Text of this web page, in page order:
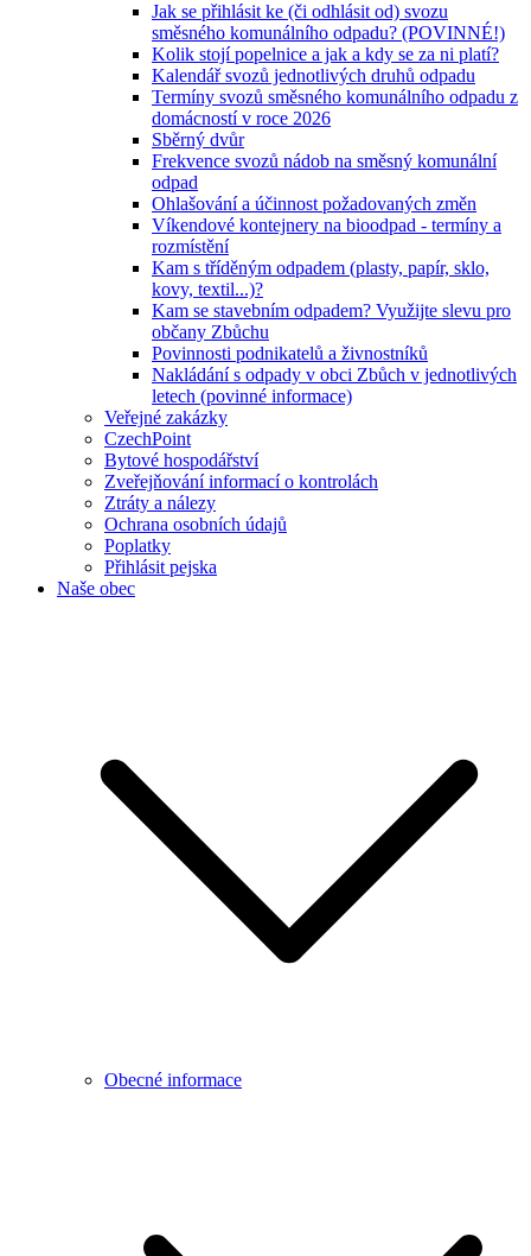
Jak se přihlásit ke (či odhlásit od) svozu
směsného komunálního odpadu? (POVINNÉ!)
Kolik stojí popelnice a jak a kdy se za ni platí?
Kalendář svozů jednotlivých druhů odpadu
Termíny svozů směsného komunálního odpadu z
domácností v roce 2026
Sběrný dvůr
Frekvence svozů nádob na směsný komunální
odpad
Ohlašování a účinnost požadovaných změn
Víkendové kontejnery na bioodpad - termíny a
rozmístění
Kam s tříděným odpadem (plasty, papír, sklo,
kovy, textil...)?
Kam se stavebním odpadem? Využijte slevu pro
občany Zbůchu
Povinnosti podnikatelů a živnostníků
Nakládání s odpady v obci Zbůch v jednotlivých
letech (povinné informace)
Veřejné zakázky
CzechPoint
Bytové hospodářství
Zveřejňování informací o kontrolách
Ztráty a nálezy
Ochrana osobních údajů
Poplatky
Přihlásit pejska
Naše obec
Obecné informace